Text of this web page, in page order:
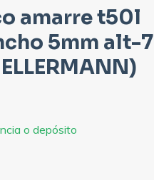
amarre t50l
5mm alt-7
o depósito